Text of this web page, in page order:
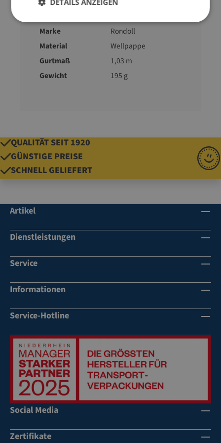
Marke
Rondoll
Material
Wellpappe
Gurtmaß
1,03 m
Gewicht
195 g
QUALITÄT SEIT 1920
GÜNSTIGE PREISE
SCHNELL GELIEFERT
Artikel
Dienstleistungen
Service
Informationen
Service-Hotline
Social Media
Zertifikate